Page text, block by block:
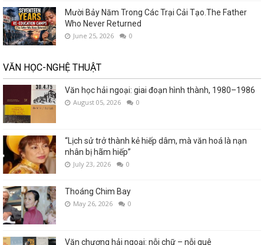
Mười Bảy Năm Trong Các Trại Cải Tạo.The Father
Who Never Returned
June 25, 2026 0
VĂN HỌC-NGHỆ THUẬT
Văn học hải ngoại: giai đoạn hình thành, 1980–1986
August 05, 2026 0
“Lịch sử trở thành kẻ hiếp dâm, mà văn hoá là nạn
nhân bị hãm hiếp”
July 23, 2026 0
Thoáng Chim Bay
May 26, 2026 0
Văn chương hải ngoại: nỗi chữ – nỗi quê